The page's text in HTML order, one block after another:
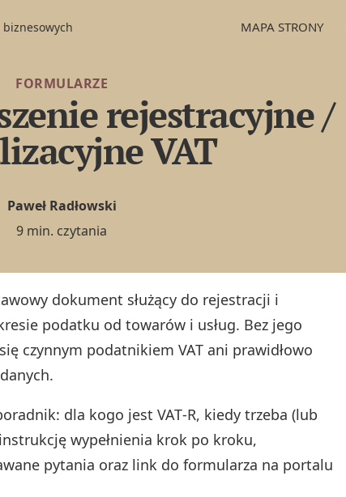
MAPA STRONY
FORMULARZE
rejestracyjne /
VAT
Paweł Radłowski
9 min. czytania
dokument służący do rejestracji i
podatku od towarów i usług. Bez jego
czynnym podatnikiem VAT ani prawidłowo
dla kogo jest VAT‑R, kiedy trzeba (lub
wypełnienia krok po kroku,
pytania oraz link do formularza na portalu